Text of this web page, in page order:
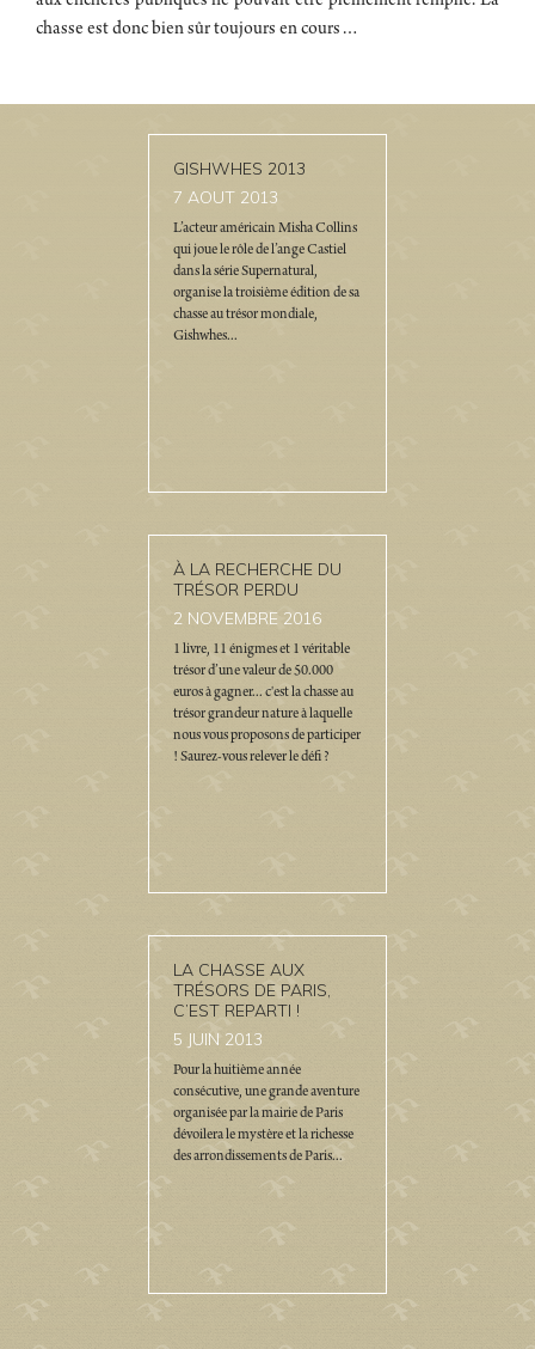
chasse est donc bien sûr toujours en cours…
GISHWHES 2013
7 AOUT 2013
L’acteur américain Misha Collins
qui joue le rôle de l’ange Castiel
dans la série Supernatural,
organise la troisième édition de sa
chasse au trésor mondiale,
Gishwhes...
À LA RECHERCHE DU
TRÉSOR PERDU
2 NOVEMBRE 2016
1 livre, 11 énigmes et 1 véritable
trésor d’une valeur de 50.000
euros à gagner... c'est la chasse au
trésor grandeur nature à laquelle
nous vous proposons de participer
! Saurez-vous relever le défi ?
LA CHASSE AUX
TRÉSORS DE PARIS,
C’EST REPARTI !
5 JUIN 2013
Pour la huitième année
consécutive, une grande aventure
organisée par la mairie de Paris
dévoilera le mystère et la richesse
des arrondissements de Paris...